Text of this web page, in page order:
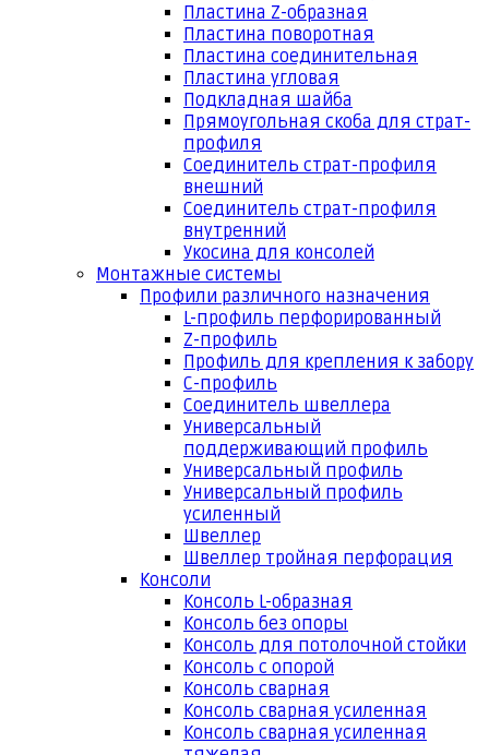
Пластина Z-образная
Пластина поворотная
Пластина соединительная
Пластина угловая
Подкладная шайба
Прямоугольная скоба для страт-
профиля
Соединитель страт-профиля
внешний
Соединитель страт-профиля
внутренний
Укосина для консолей
Монтажные системы
Профили различного назначения
L-профиль перфорированный
Z-профиль
Профиль для крепления к забору
С-профиль
Соединитель швеллера
Универсальный
поддерживающий профиль
Универсальный профиль
Универсальный профиль
усиленный
Швеллер
Швеллер тройная перфорация
Консоли
Консоль L-образная
Консоль без опоры
Консоль для потолочной стойки
Консоль с опорой
Консоль сварная
Консоль сварная усиленная
Консоль сварная усиленная